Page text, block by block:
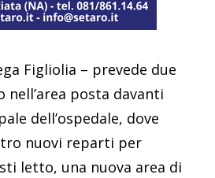
Figliolia – prevede due
posta davanti
dell’ospedale, dove
nuovi reparti per
letto, una nuova area di